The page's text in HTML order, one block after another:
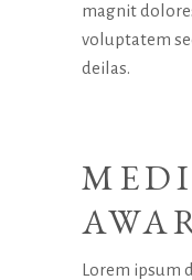
magnit
voluptatem
deilas.
Lorem ipsum